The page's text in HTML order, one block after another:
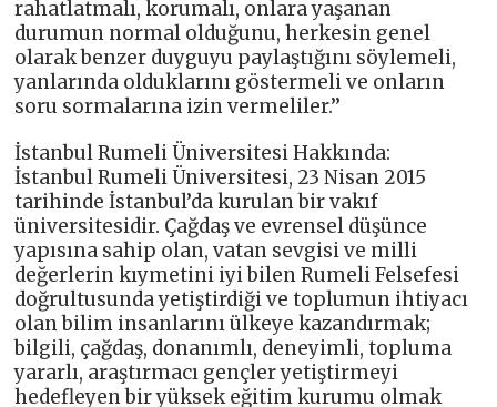
rahatlatmalı, korumalı, onlara yaşanan
durumun normal olduğunu, herkesin genel
olarak benzer duyguyu paylaştığını söylemeli,
yanlarında olduklarını göstermeli ve onların
soru sormalarına izin vermeliler.’’
İstanbul Rumeli Üniversitesi Hakkında:
İstanbul Rumeli Üniversitesi, 23 Nisan 2015
tarihinde İstanbul’da kurulan bir vakıf
üniversitesidir. Çağdaş ve evrensel düşünce
yapısına sahip olan, vatan sevgisi ve milli
değerlerin kıymetini iyi bilen Rumeli Felsefesi
doğrultusunda yetiştirdiği ve toplumun ihtiyacı
olan bilim insanlarını ülkeye kazandırmak;
bilgili, çağdaş, donanımlı, deneyimli, topluma
yararlı, araştırmacı gençler yetiştirmeyi
hedefleyen bir yüksek eğitim kurumu olmak